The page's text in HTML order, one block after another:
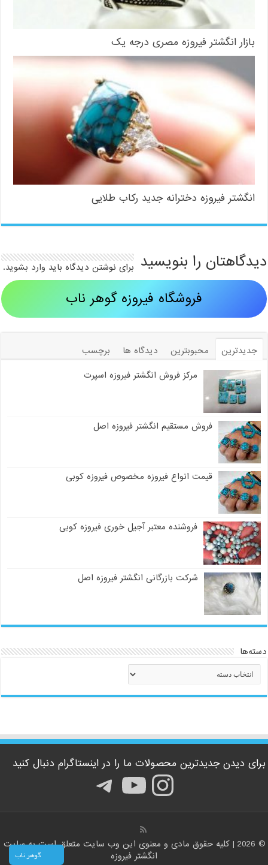
گوهر ناب
بازار انگشتر فیروزه مصری درجه یک
انگشتر فیروزه دخترانه جدید رکاب طلایی
دیدگاهتان را بنویسید برای نوشتن دیدگاه باید وارد بشوید.
فروشگاه فیروزه گوهر ناب
جدیدترین محبوبترین دیدگاه ها
برچسب
مرکز فروش انگشتر فیروزه اسپرت
فروش مستقیم انگشتر فیروزه اصل
قیمت انواع فیروزه مخصوص فیروزه کوبی
فروشنده معتبر آجیل خوری فیروزه کوبی
شرکت بازرگانی انگشتر فیروزه اصل
دسته‌ها
دسته‌ها
برای دیدن جدیدترین محصولات ما را در اینستاگرام دنبال کنید
اینستاگرم
یوتیوب
تلگرام
© 2026 | کلیه حقوق مادی و معنوی این وب سایت متعلق است به سایت
انگشتر فیروزه